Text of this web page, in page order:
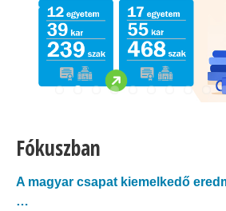
Fókuszban
A magyar csapat kiemelkedő
…